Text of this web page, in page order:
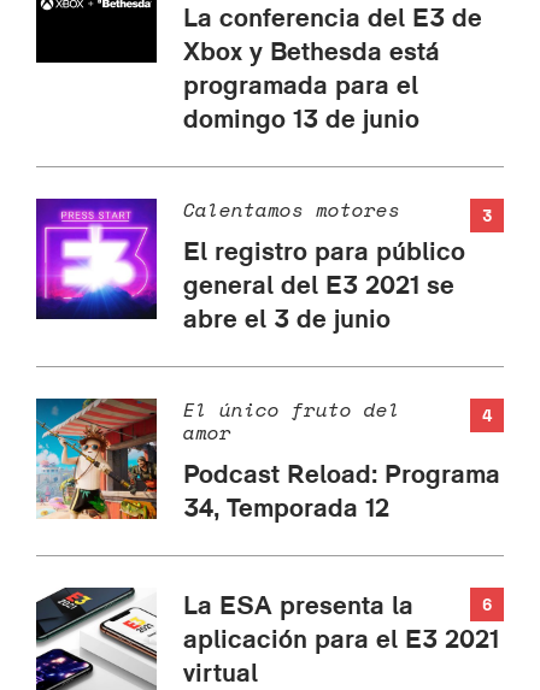
La conferencia del E3 de
Xbox y Bethesda está
programada para el
domingo 13 de junio
3
Calentamos motores
El registro para público
general del E3 2021 se
abre el 3 de junio
4
El único fruto del
amor
Podcast Reload: Programa
34, Temporada 12
6
La ESA presenta la
aplicación para el E3 2021
virtual